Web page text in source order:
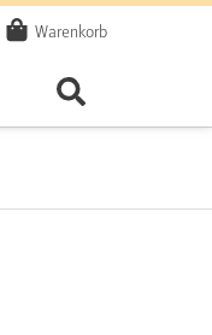
Warenkorb